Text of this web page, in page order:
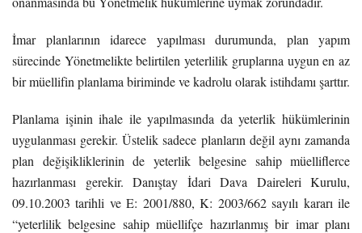
İmar planlarının idarece yapılması durumunda, plan yapım
sürecinde Yönetmelikte belirtilen yeterlilik gruplarına uygun en az
bir müellifin planlama biriminde ve kadrolu olarak istihdamı şarttır.
Planlama işinin ihale ile yapılmasında da yeterlik hükümlerinin
uygulanması gerekir. Üstelik sadece planların değil aynı zamanda
plan değişikliklerinin de yeterlik belgesine sahip müelliflerce
hazırlanması gerekir. Danıştay İdari Dava Daireleri Kurulu,
09.10.2003 tarihli ve E: 2001/880, K: 2003/662 sayılı kararı ile
“yeterlilik belgesine sahip müellifçe hazırlanmış bir imar planı